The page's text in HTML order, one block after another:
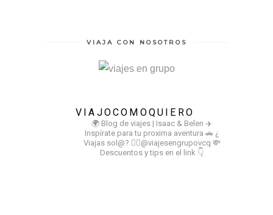
VIAJA CON NOSOTROS
VIAJOCOMOQUIERO
🌍 Blog de viajes | Isaac & Belen ✈️
Inspírate para tu proxima aventura 🚗 ¿
Viajas sol@? 👉🏻@viajesengrupovcq 💸
Descuentos y tips en el link 👇